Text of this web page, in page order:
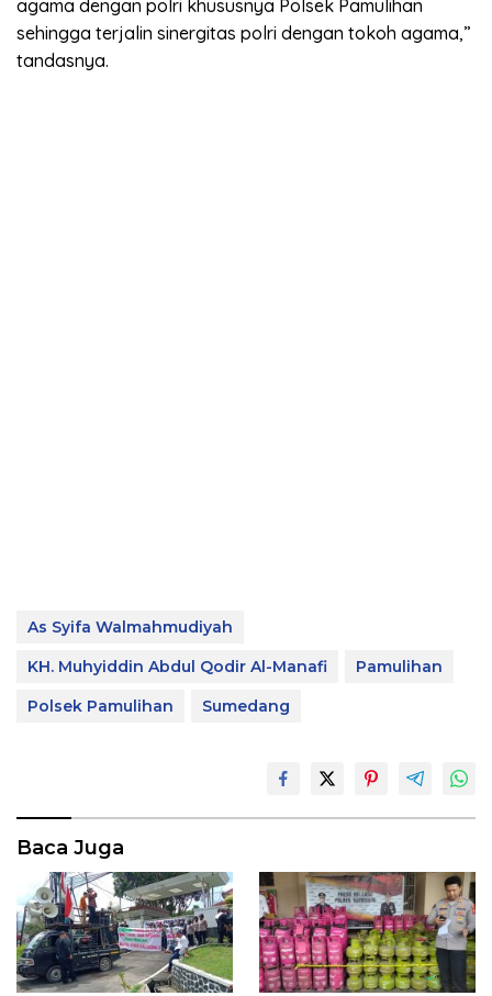
agama dengan polri khususnya Polsek Pamulihan
sehingga terjalin sinergitas polri dengan tokoh agama,”
tandasnya.
As Syifa Walmahmudiyah
KH. Muhyiddin Abdul Qodir Al-Manafi
Pamulihan
Polsek Pamulihan
Sumedang
Baca Juga